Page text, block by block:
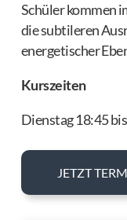
Schüler kommen
die subtileren
energetischer
Kurszeiten
Dienstag 18:45
JETZT